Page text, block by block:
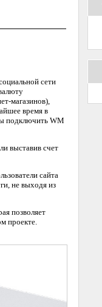
сети
магазинов),
время в
подключить WM
выставив счет
сайта
не выходя из
позволяет
проекте.